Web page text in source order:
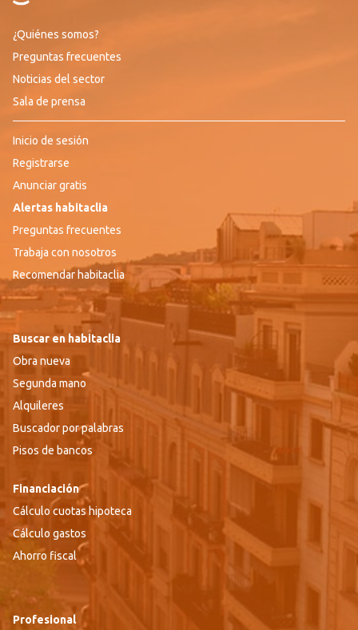
¿Quiénes somos?
Preguntas frecuentes
Noticias del sector
Sala de prensa
Inicio de sesión
Registrarse
Anunciar gratis
Alertas habitaclia
Preguntas frecuentes
Trabaja con nosotros
Recomendar habitaclia
Buscar en habitaclia
Obra nueva
Segunda mano
Alquileres
Buscador por palabras
Pisos de bancos
Financiación
Cálculo cuotas hipoteca
Cálculo gastos
Ahorro fiscal
Profesional